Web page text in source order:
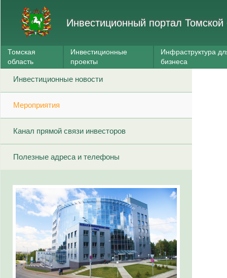
Инвестиционный портал Томской
Томская
область
Инвестиционные
проекты
Инфраструктура
бизнеса
Инвестиционные новости
Мероприятия
Канал прямой связи инвесторов
Полезные адреса и телефоны